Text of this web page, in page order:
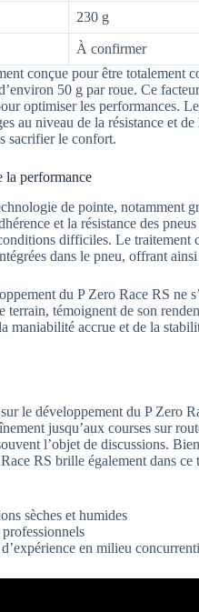
230 g
À confirmer
conçue pour être totalement
50 g par roue. Ce
optimiser les performances.
au niveau de la résistance et
sacrifier le confort.
la performance
de pointe, notamment
et la résistance des
difficiles. Le traitement
dans le pneu, offrant
du P Zero Race RS ne
terrain, témoignent de son
maniabilité accrue et de la
le développement du P Zero
jusqu’aux courses sur
l’objet de discussions.
RS brille également dans
sèches et humides
en milieu